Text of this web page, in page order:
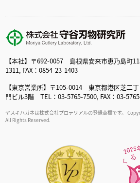
【本社】〒692-0057 島根県安来市恵乃島町
1311, FAX：0854-23-1403
【東京営業所】〒105-0014 東京都港区芝二
門ビル3階 TEL：03-5765-7500, FAX：03-
ヤスキハガネは株式会社プロテリアルの登録商標です。
All Rights Reserved.